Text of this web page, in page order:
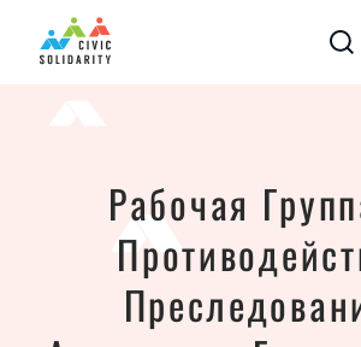
Рабочая